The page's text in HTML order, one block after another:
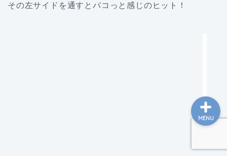
その左サイドを通すとパコっと感じのヒット！
MENU